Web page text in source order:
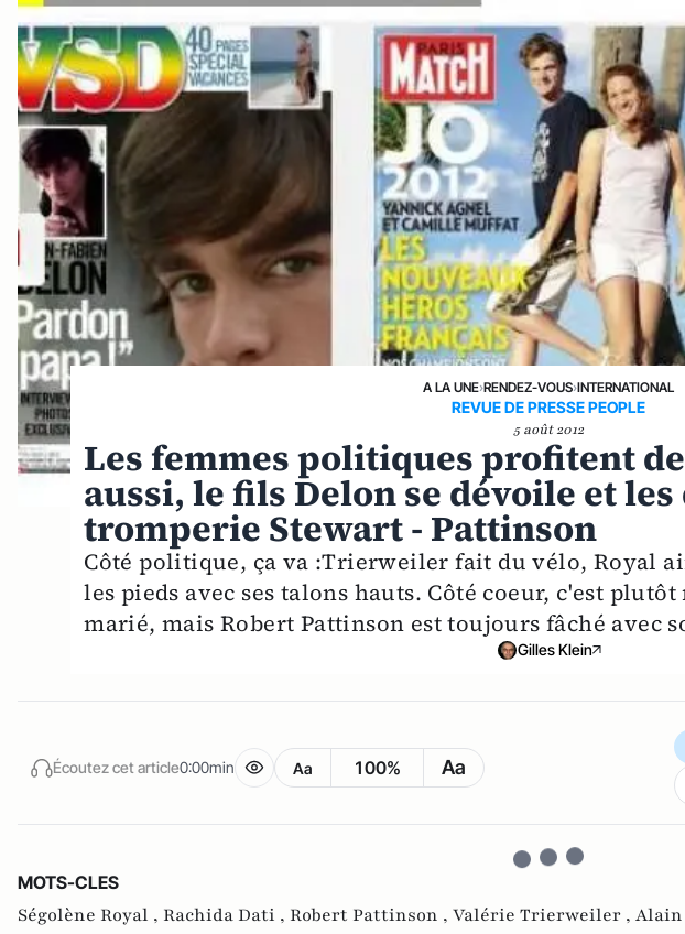
A LA UNE›RENDEZ-VOUS›INTERNATIONAL
REVUE DE PRESSE PEOPLE
5 août 2012
Les femmes politiques profitent
aussi, le fils Delon se dévoile et
tromperie Stewart - Pattinson
Côté politique, ça va :Trierweiler fait du vélo, Royal
les pieds avec ses talons hauts. Côté coeur, c'est
marié, mais Robert Pattinson est toujours fâché avec
Gilles Klein
Écoutez cet article0:00min Aa 100% Aa
MOTS-CLES
Ségolène Royal , Rachida Dati , Robert Pattinson , Valérie Trierweiler , Alain